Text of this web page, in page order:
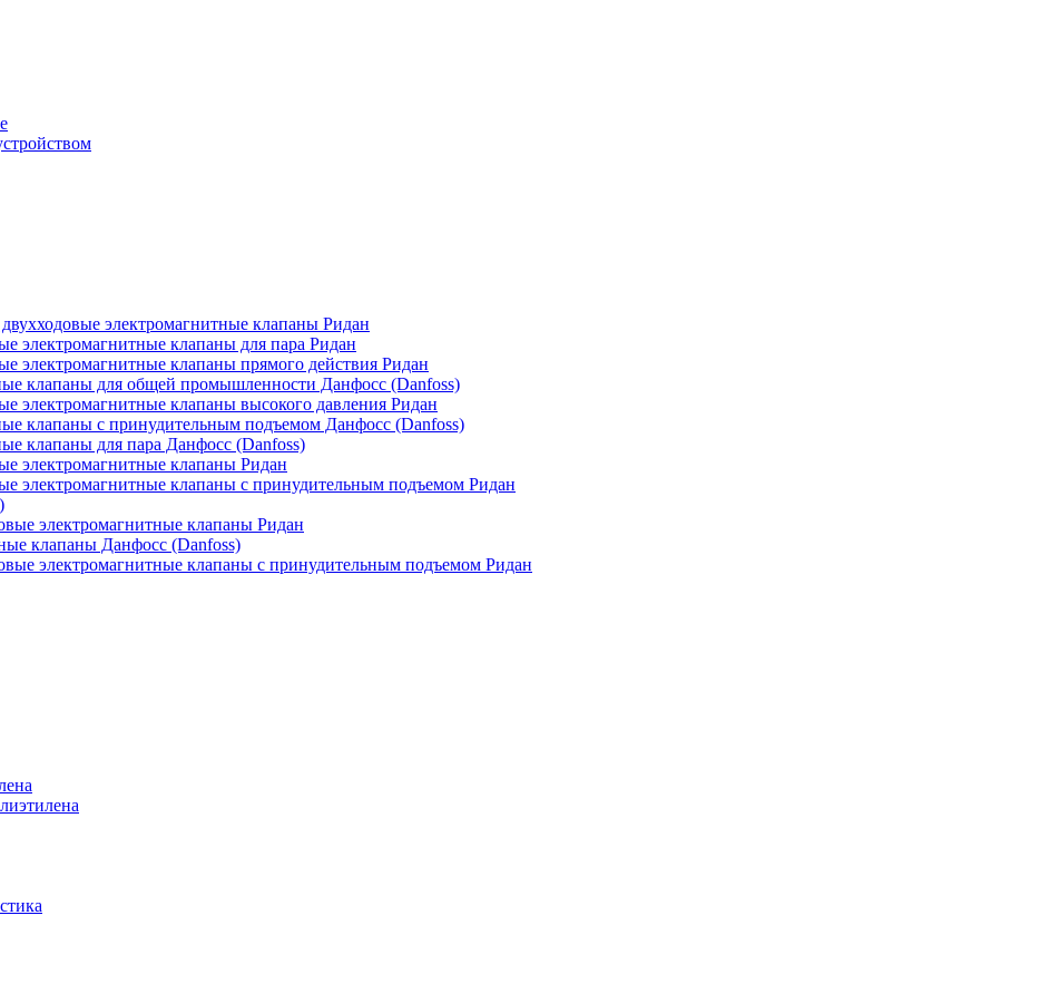
электромагнитные клапаны Ридан
электромагнитные клапаны для пара Ридан
электромагнитные клапаны прямого действия Ридан
клапаны для общей промышленности Данфосс (Danfoss)
электромагнитные клапаны высокого давления Ридан
клапаны с принудительным подъемом Данфосс (Danfoss)
клапаны для пара Данфосс (Danfoss)
электромагнитные клапаны Ридан
электромагнитные клапаны с принудительным подъемом Ридан
электромагнитные клапаны Ридан
клапаны Данфосс (Danfoss)
электромагнитные клапаны с принудительным подъемом Ридан